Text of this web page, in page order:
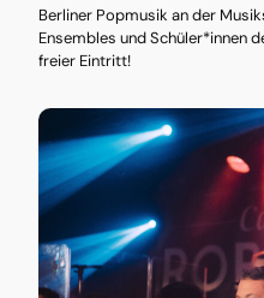
Berliner Popmusik an der
Ensembles und Schüler*innen
freier Eintritt!